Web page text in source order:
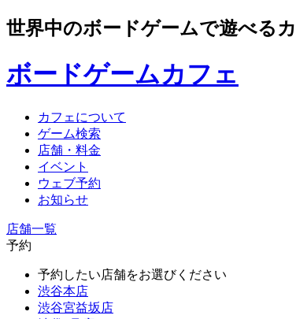
世界中のボードゲームで遊べる
ボードゲームカフェ
カフェについて
ゲーム検索
店舗・料金
イベント
ウェブ予約
お知らせ
店舗一覧
予約
予約したい店舗をお選びください
渋谷本店
渋谷宮益坂店